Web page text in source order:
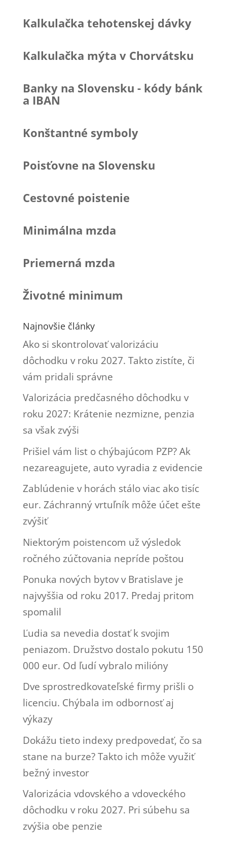
Kalkulačka tehotenskej dávky
Kalkulačka mýta v Chorvátsku
Banky na Slovensku - kódy bánk
a IBAN
Konštantné symboly
Poisťovne na Slovensku
Cestovné poistenie
Minimálna mzda
Priemerná mzda
Životné minimum
Najnovšie články
Ako si skontrolovať valorizáciu
dôchodku v roku 2027. Takto zistíte, či
vám pridali správne
Valorizácia predčasného dôchodku v
roku 2027: Krátenie nezmizne, penzia
sa však zvýši
Prišiel vám list o chýbajúcom PZP? Ak
nezareagujete, auto vyradia z evidencie
Zablúdenie v horách stálo viac ako tisíc
eur. Záchranný vrtuľník môže účet ešte
zvýšiť
Niektorým poistencom už výsledok
ročného zúčtovania nepríde poštou
Ponuka nových bytov v Bratislave je
najvyššia od roku 2017. Predaj pritom
spomalil
Ľudia sa nevedia dostať k svojim
peniazom. Družstvo dostalo pokutu 150
000 eur. Od ľudí vybralo milióny
Dve sprostredkovateľské firmy prišli o
licenciu. Chýbala im odbornosť aj
výkazy
Dokážu tieto indexy predpovedať, čo sa
stane na burze? Takto ich môže využiť
bežný investor
Valorizácia vdovského a vdoveckého
dôchodku v roku 2027. Pri súbehu sa
zvýšia obe penzie